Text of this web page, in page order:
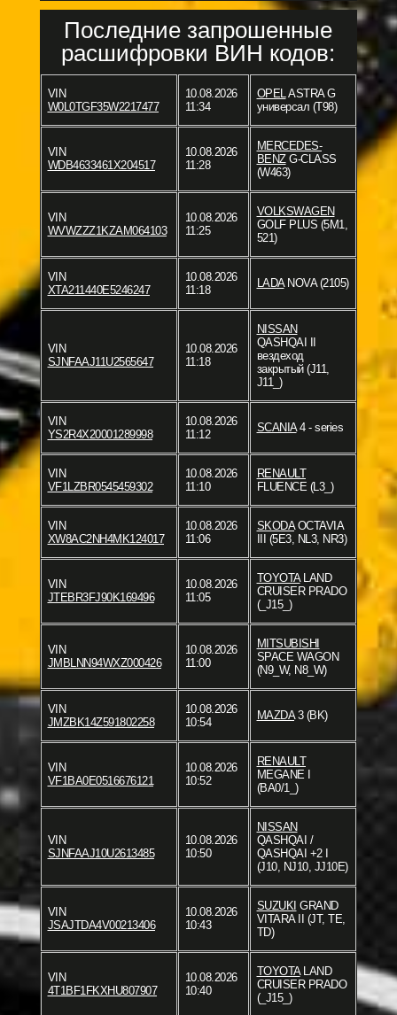
Последние запрошенные
расшифровки ВИН кодов:
VIN
W0L0TGF35W2217477
10.08.2026
11:34
OPEL ASTRA G
универсал (T98)
VIN
WDB4633461X204517
10.08.2026
11:28
MERCEDES-
BENZG-CLASS
(W463)
VIN
WVWZZZ1KZAM064103
10.08.2026
11:25
VOLKSWAGEN
GOLF PLUS (5M1,
521)
VIN
XTA211440E5246247
10.08.2026
11:18
LADANOVA (2105)
VIN
SJNFAAJ11U2565647
10.08.2026
11:18
NISSAN
QASHQAI II
вездеход
закрытый (J11,
J11_)
VIN
YS2R4X20001289998
10.08.2026
11:12
SCANIA4 - series
VIN
VF1LZBR0545459302
10.08.2026
11:10
RENAULT
FLUENCE (L3_)
VIN
XW8AC2NH4MK124017
10.08.2026
11:06
SKODAOCTAVIA
III (5E3, NL3, NR3)
VIN
JTEBR3FJ90K169496
10.08.2026
11:05
TOYOTALAND
CRUISER PRADO
(_J15_)
VIN
JMBLNN94WXZ000426
10.08.2026
11:00
MITSUBISHI
SPACE WAGON
(N9_W, N8_W)
VIN
JMZBK14Z591802258
10.08.2026
10:54
MAZDA3 (BK)
VIN
VF1BA0E0516676121
10.08.2026
10:52
RENAULT
MEGANE I
(BA0/1_)
VIN
SJNFAAJ10U2613485
10.08.2026
10:50
NISSAN
QASHQAI /
QASHQAI +2 I
(J10, NJ10, JJ10E)
VIN
JSAJTDA4V00213406
10.08.2026
10:43
SUZUKI GRAND
VITARA II (JT, TE,
TD)
VIN
4T1BF1FKXHU807907
10.08.2026
10:40
TOYOTALAND
CRUISER PRADO
(_J15_)